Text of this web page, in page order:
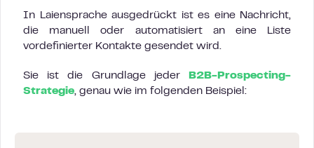
In Laiensprache ausgedrückt ist es eine Nachricht,
die manuell oder automatisiert an eine Liste
vordefinierter Kontakte gesendet wird.
Sie ist die Grundlage jeder
B2B-Prospecting-
Strategie, genau wie im folgenden Beispiel: